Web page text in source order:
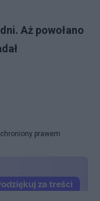
Aż powołano
prawem